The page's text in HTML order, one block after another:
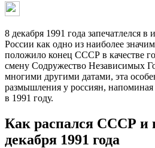
8 декабря 1991 года запечатлелся
России как одно из наиболее
положило конец СССР в качестве
смену Содружество Независимых
многими другими датами, эта
размышления у россиян,
в 1991 году.
Как распался СССР и
декабря 1991 года